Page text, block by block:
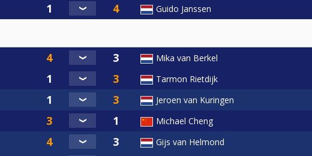
Guido Janssen
Mika van Berkel
Tarmon Rietdijk
Jeroen van Kuringen
Michael Cheng
Gijs van Helmond